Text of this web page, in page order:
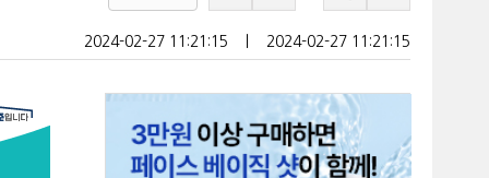
2024-02-27 11:21:15 2024-02-27 11:21:15